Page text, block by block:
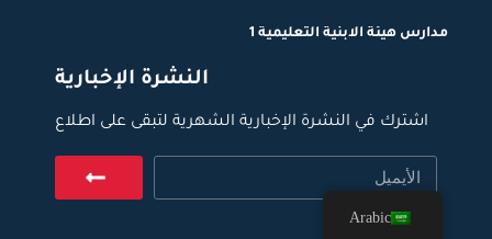
مدارس هيئة الابنية التعليمية 1
النشرة الإخبارية
اشترك في النشرة الإخبارية الشهرية لتبقى على اطلاع
Arabic